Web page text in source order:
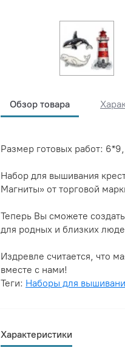
Обзор товара
Размер готовых работ:
Набор для вышивания
Магниты» от торговой
Теперь Вы сможете
для родных и близких
Издревле считается, что
вместе с нами!
Теги: Наборы для
Характеристики